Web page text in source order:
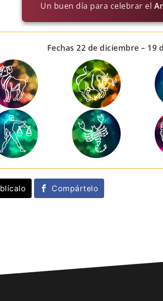
Un buen día para celebrar el
Fechas 22 de diciembre –
Compártelo